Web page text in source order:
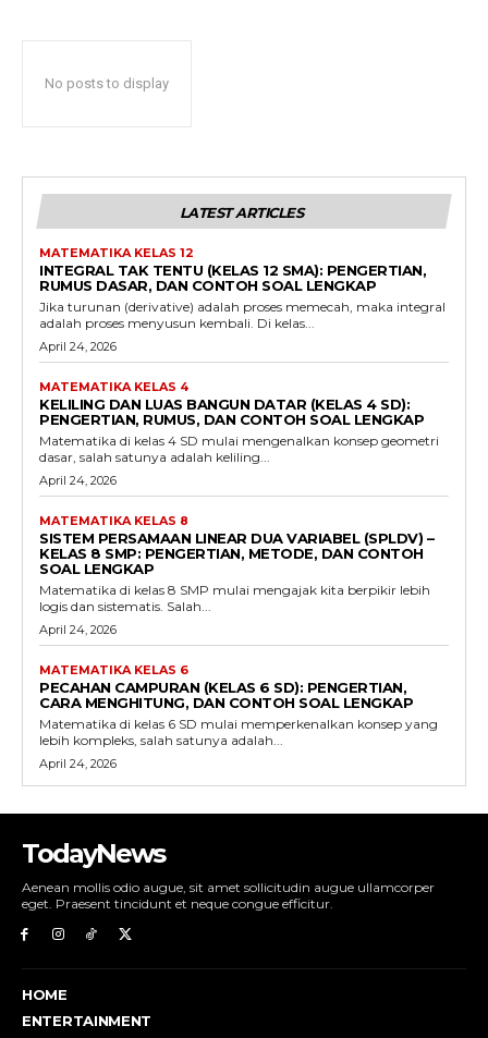
No posts to display
LATEST ARTICLES
MATEMATIKA KELAS 12
INTEGRAL TAK TENTU (KELAS 12 SMA): PENGERTIAN,
RUMUS DASAR, DAN CONTOH SOAL LENGKAP
Jika turunan (derivative) adalah proses memecah, maka integral
adalah proses menyusun kembali. Di kelas...
April 24, 2026
MATEMATIKA KELAS 4
KELILING DAN LUAS BANGUN DATAR (KELAS 4 SD):
PENGERTIAN, RUMUS, DAN CONTOH SOAL LENGKAP
Matematika di kelas 4 SD mulai mengenalkan konsep geometri
dasar, salah satunya adalah keliling...
April 24, 2026
MATEMATIKA KELAS 8
SISTEM PERSAMAAN LINEAR DUA VARIABEL (SPLDV) –
KELAS 8 SMP: PENGERTIAN, METODE, DAN CONTOH
SOAL LENGKAP
Matematika di kelas 8 SMP mulai mengajak kita berpikir lebih
logis dan sistematis. Salah...
April 24, 2026
MATEMATIKA KELAS 6
PECAHAN CAMPURAN (KELAS 6 SD): PENGERTIAN,
CARA MENGHITUNG, DAN CONTOH SOAL LENGKAP
Matematika di kelas 6 SD mulai memperkenalkan konsep yang
lebih kompleks, salah satunya adalah...
April 24, 2026
TodayNews
Aenean mollis odio augue, sit amet sollicitudin augue ullamcorper
eget. Praesent tincidunt et neque congue efficitur.
HOME
ENTERTAINMENT